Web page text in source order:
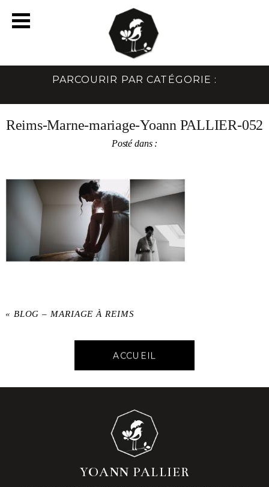
PARCOURIR PAR CATÉGORIE :
Reims-Marne-mariage-Yoann PALLIER-052
Posté dans :
« BLOG – MARIAGE À REIMS
ACCUEIL
YOANN PALLIER